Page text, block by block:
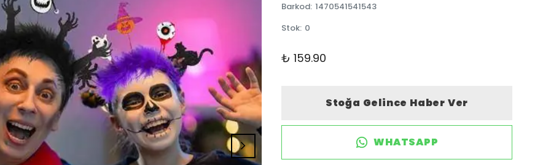
Barkod: 1470541541543
Stok: 0
₺ 159.90
Stoğa Gelince Haber Ver
WHATSAPP